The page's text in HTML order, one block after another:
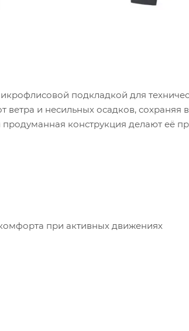
подкладкой для
и несильных осадков, сохраняя
конструкция делают её
при активных движениях